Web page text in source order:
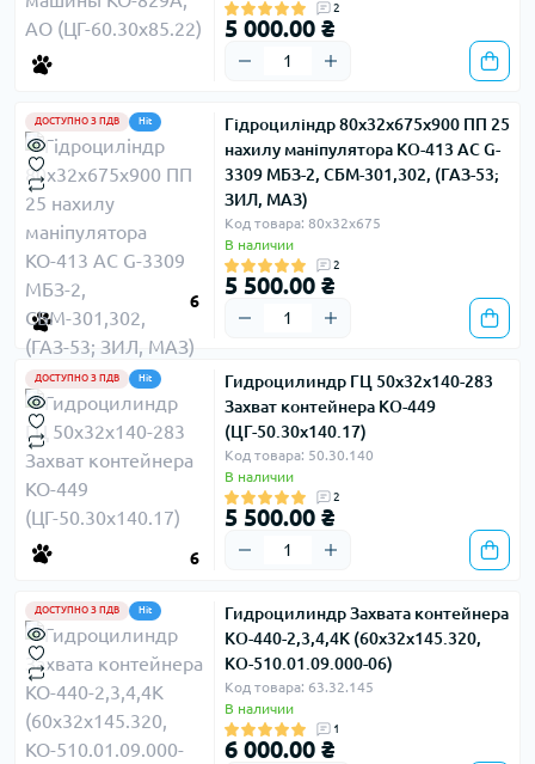
2
5 000.00 ₴
ДОСТУПНО З ПДВ Hit
6
Гідроциліндр 80х32х675х900 ПП 25
нахилу маніпулятора КО-413 AC G-
3309 МБЗ-2, СБМ-301,302, (ГАЗ-53;
ЗИЛ, МАЗ)
Код товара: 80х32х675
В наличии
2
5 500.00 ₴
ДОСТУПНО З ПДВ Hit
6
Гидроцилиндр ГЦ 50х32х140-283
Захват контейнера КО-449
(ЦГ-50.30х140.17)
Код товара: 50.30.140
В наличии
2
5 500.00 ₴
ДОСТУПНО З ПДВ Hit
Гидроцилиндр Захвата контейнера
КО-440-2,3,4,4К (60х32х145.320,
КО-510.01.09.000-06)
Код товара: 63.32.145
В наличии
1
6 000.00 ₴